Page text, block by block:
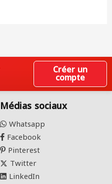
Créer un
compte
Médias sociaux
Whatsapp
Facebook
Pinterest
Twitter
LinkedIn